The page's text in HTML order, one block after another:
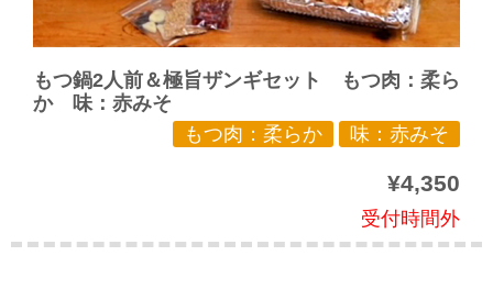
もつ鍋2人前＆極旨ザンギセット もつ肉：柔ら
か 味：赤みそ
もつ肉：柔らか
味：赤みそ
¥4,350
受付時間外